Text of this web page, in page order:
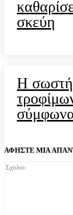
σκεύη
Η
ΑΦΗΣΤΕ ΜΙΑ